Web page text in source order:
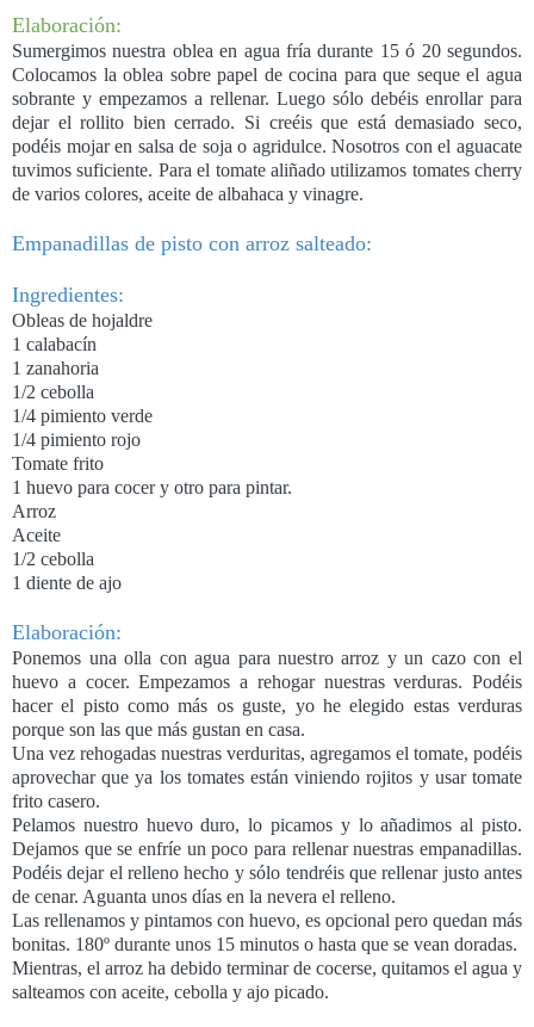
Elaboración:
Sumergimos nuestra oblea en agua fría durante 15 ó 20 segundos.
Colocamos la oblea sobre papel de cocina para que seque el agua
sobrante y empezamos a rellenar. Luego sólo debéis enrollar para
dejar el rollito bien cerrado. Si creéis que está demasiado seco,
podéis mojar en salsa de soja o agridulce. Nosotros con el aguacate
tuvimos suficiente. Para el tomate aliñado utilizamos tomates cherry
de varios colores, aceite de albahaca y vinagre.
Empanadillas de pisto con arroz salteado:
Ingredientes:
Obleas de hojaldre
1 calabacín
1 zanahoria
1/2 cebolla
1/4 pimiento verde
1/4 pimiento rojo
Tomate frito
1 huevo para cocer y otro para pintar.
Arroz
Aceite
1/2 cebolla
1 diente de ajo
Elaboración:
Ponemos una olla con agua para nuestro arroz y un cazo con el
huevo a cocer. Empezamos a rehogar nuestras verduras. Podéis
hacer el pisto como más os guste, yo he elegido estas verduras
porque son las que más gustan en casa.
Una vez rehogadas nuestras verduritas, agregamos el tomate, podéis
aprovechar que ya los tomates están viniendo rojitos y usar tomate
frito casero.
Pelamos nuestro huevo duro, lo picamos y lo añadimos al pisto.
Dejamos que se enfríe un poco para rellenar nuestras empanadillas.
Podéis dejar el relleno hecho y sólo tendréis que rellenar justo antes
de cenar. Aguanta unos días en la nevera el relleno.
Las rellenamos y pintamos con huevo, es opcional pero quedan más
bonitas. 180º durante unos 15 minutos o hasta que se vean doradas.
Mientras, el arroz ha debido terminar de cocerse, quitamos el agua y
salteamos con aceite, cebolla y ajo picado.